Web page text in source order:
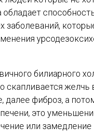
обладает
заболеваний,
билиарного
скапливается
далее фиброз, а
это
или